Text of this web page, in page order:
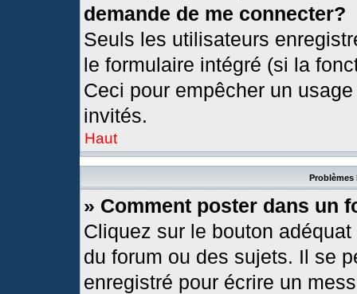
demande de me connecter?
Seuls les utilisateurs
le formulaire intégré (si la
Ceci pour empêcher un
invités.
Haut
Problèmes
» Comment poster dans un
Cliquez sur le bouton
du forum ou des sujets. Il se
enregistré pour écrire un